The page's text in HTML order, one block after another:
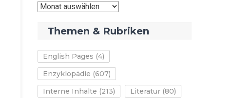
News-
Themen & Rubriken
English Pages (4)
Enzyklopädie (607)
Interne Inhalte (213) Literatur (80)